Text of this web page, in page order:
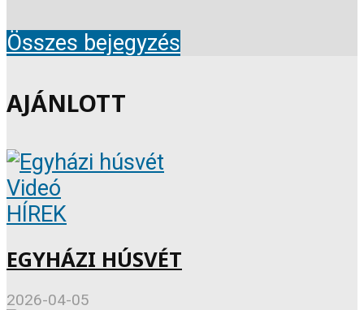
Összes bejegyzés
AJÁNLOTT
Videó
HÍREK
EGYHÁZI HÚSVÉT
2026-04-05